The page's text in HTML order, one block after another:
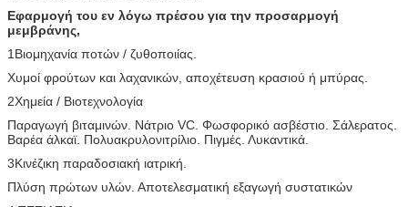
Εφαρμογή του εν λόγω πρέσου για την προσαρμογή
μεμβράνης,
1Βιομηχανία ποτών / ζυθοποιίας.
Χυμοί φρούτων και λαχανικών, αποχέτευση κρασιού ή μπύρας.
2Χημεία / Βιοτεχνολογία
Παραγωγή βιταμινών. Νάτριο VC. Φωσφορικό ασβέστιο. Σάλερατος.
Βαρέα άλκαϊ. Πολυακρυλονιτρίλιο. Πιγμές. Λυκαντικά.
3Κινέζικη παραδοσιακή ιατρική.
Πλύση πρώτων υλών. Αποτελεσματική εξαγωγή συστατικών